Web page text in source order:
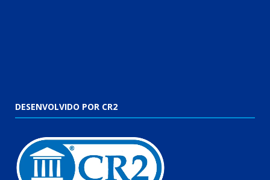
DESENVOLVIDO POR CR2